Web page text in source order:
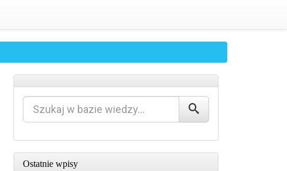
Ostatnie wpisy